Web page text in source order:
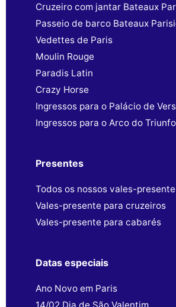
Cruzeiro com jantar Bateaux
Passeio de barco Bateaux
Vedettes de Paris
Moulin Rouge
Paradis Latin
Crazy Horse
Ingressos para o Palácio de
Ingressos para o Arco do Triunfo
Presentes
Todos os nossos vales-presente
Vales-presente para cruzeiros
Vales-presente para cabarés
Datas especiais
Ano Novo em Paris